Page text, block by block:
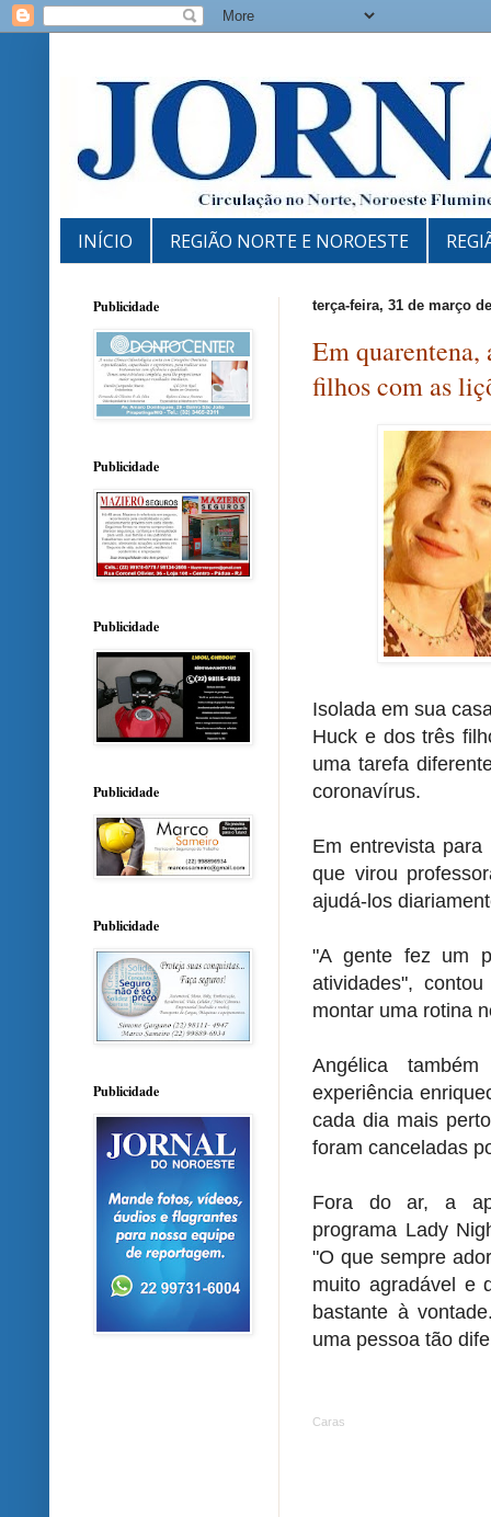
INÍCIO REGIÃO NORTE E NOROESTE
terça-feira, 31 de março
Em quarentena,
filhos com as
Isolada em sua
Huck e dos três
uma tarefa
coronavírus.
Em entrevista
que virou
ajudá-los
"A gente fez um
atividades",
montar uma rotina
Angélica
experiência
cada dia mais
foram canceladas
Fora do ar, a
programa Lady
"O que sempre
muito agradável e
bastante à
uma pessoa tão
Caras
Publicidade
Publicidade
Publicidade
Publicidade
Publicidade
Publicidade